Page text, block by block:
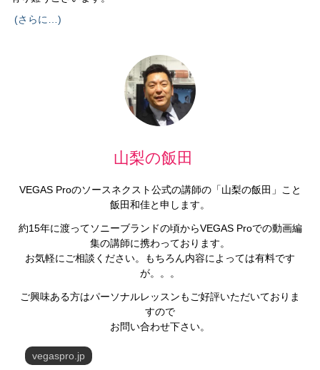
(さらに…)
山梨の飯田
VEGAS Proのソースネクスト公式の講師の「山梨の飯田」こと
飯田和佳と申します。
約15年に渡ってソニーブランドの頃からVEGAS Proでの動画編
集の講師に携わっております。
お気軽にご相談ください。もちろん内容によっては有料です
が。。。
ご興味ある方はパーソナルレッスンもご好評いただいておりま
すので
お問い合わせ下さい。
vegaspro.jp